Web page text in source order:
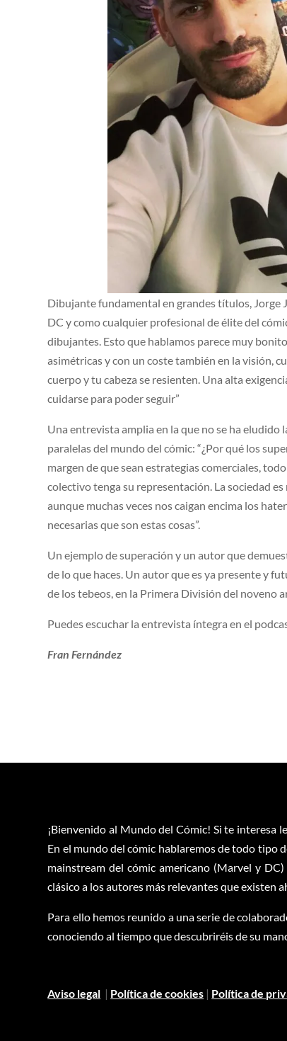
Dibujante fundamental en grandes títulos, Jorge
DC y como cualquier profesional de élite del
dibujantes. Esto que hablamos parece muy
asimétricas y con un coste también en la visión,
cuerpo y tu cabeza se resienten. Una alta
cuidarse para poder seguir”
Una entrevista amplia en la que no se ha eludido
paralelas del mundo del cómic: “¿Por qué los
margen de que sean estrategias comerciales,
colectivo tenga su representación. La sociedad
aunque muchas veces nos caigan encima los
necesarias que son estas cosas”.
Un ejemplo de superación y un autor que
de lo que haces. Un autor que es ya presente y
de los tebeos, en la Primera División del noveno
Puedes escuchar la entrevista íntegra en el
Fran Fernández
¡Bienvenido al Mundo del Cómic! Si te interesa
En el mundo del cómic hablaremos de todo tipo
mainstream del cómic americano (Marvel y
clásico a los autores más relevantes que existen
Para ello hemos reunido a una serie de
conociendo al tiempo que descubriréis de su
Aviso legal | Política de cookies | Política de